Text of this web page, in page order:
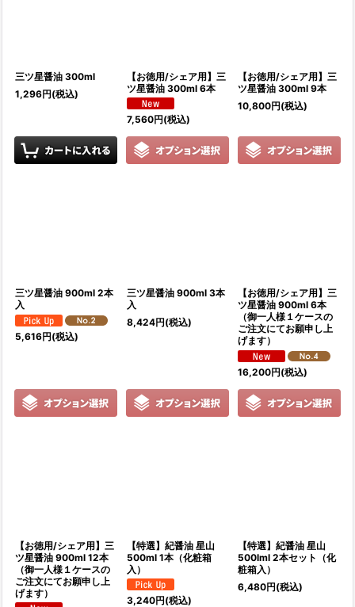
三ツ星醤油 300ml
1,296円(税込)
【お徳用/シェア用】三
ツ星醤油 300ml 6本
7,560円(税込)
【お徳用/シェア用】三
ツ星醤油 300ml 9本
10,800円(税込)
三ツ星醤油 900ml 2本
入
5,616円(税込)
三ツ星醤油 900ml 3本
入
8,424円(税込)
【お徳用/シェア用】三
ツ星醤油 900ml 6本
（御一人様１ケースの
ご注文にてお願申し上
げます）
16,200円(税込)
【お徳用/シェア用】三
ツ星醤油 900ml 12本
（御一人様１ケースの
ご注文にてお願申し上
げます）
【特選】紀醤油 星山
500ml 1本（化粧箱
入）
3,240円(税込)
【特選】紀醤油 星山
500lml 2本セット（化
粧箱入）
6,480円(税込)